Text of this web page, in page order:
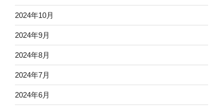
2024年10月
2024年9月
2024年8月
2024年7月
2024年6月